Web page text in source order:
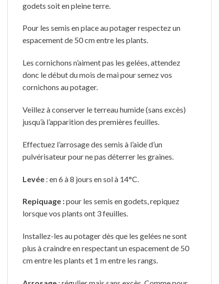
godets soit en pleine terre.
Pour les semis en place au potager respectez un
espacement de 50 cm entre les plants.
Les cornichons n’aiment pas les gelées, attendez
donc le début du mois de mai pour semez vos
cornichons au potager.
Veillez à conserver le terreau humide (sans excès)
jusqu’à l’apparition des premières feuilles.
Effectuez l’arrosage des semis à l’aide d’un
pulvérisateur pour ne pas déterrer les graines.
Levée : en 6 à 8 jours en sol à 14°C.
Repiquage :pour les semis en godets, repiquez
lorsque vos plants ont 3 feuilles.
Installez-les au potager dès que les gelées ne sont
plus à craindre en respectant un espacement de 50
cm entre les plants et 1 m entre les rangs.